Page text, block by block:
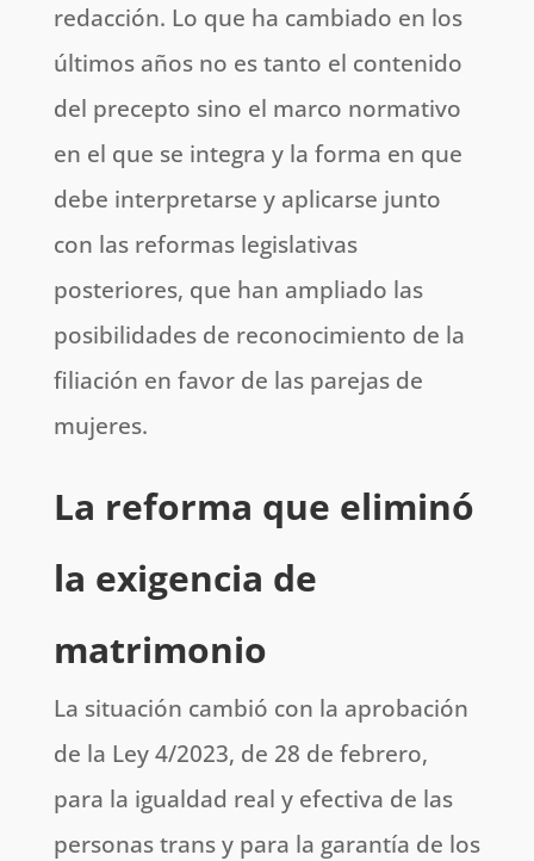
redacción. Lo que ha cambiado en los
últimos años no es tanto el contenido
del precepto sino el marco normativo
en el que se integra y la forma en que
debe interpretarse y aplicarse junto
con las reformas legislativas
posteriores, que han ampliado las
posibilidades de reconocimiento de la
filiación en favor de las parejas de
mujeres.
La reforma que eliminó
la exigencia de
matrimonio
La situación cambió con la aprobación
de la Ley 4/2023, de 28 de febrero,
para la igualdad real y efectiva de las
personas trans y para la garantía de los